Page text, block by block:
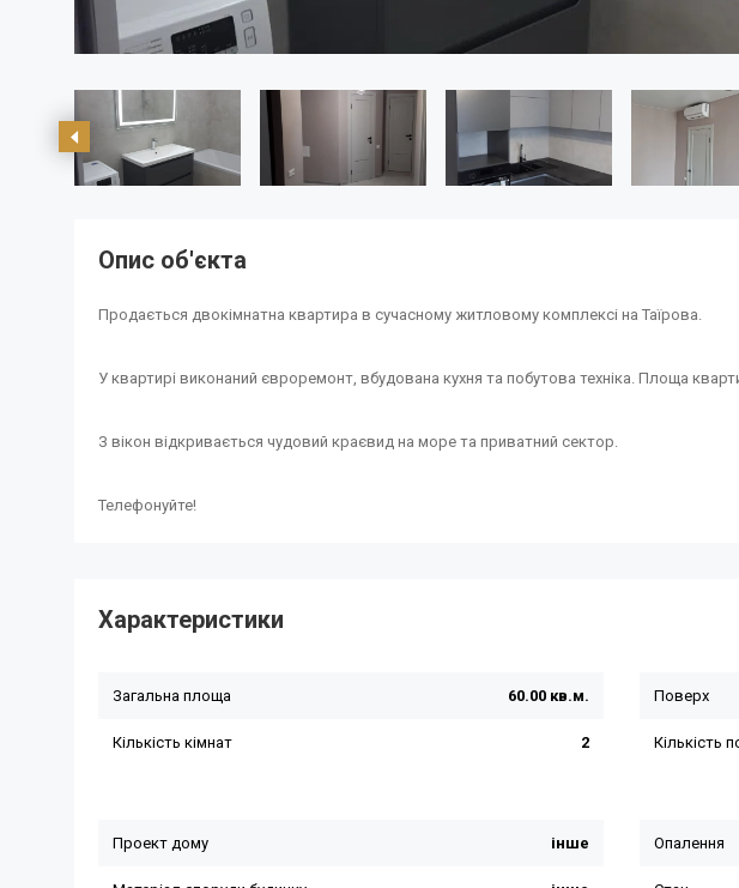
Опис об'єкта
Продається двокімнатна квартира в сучасному житловому комплексі на Таїрова.
У квартирі виконаний євроремонт, вбудована кухня та побутова техніка. Площа
З вікон відкривається чудовий краєвид на море та приватний сектор.
Телефонуйте!
Характеристики